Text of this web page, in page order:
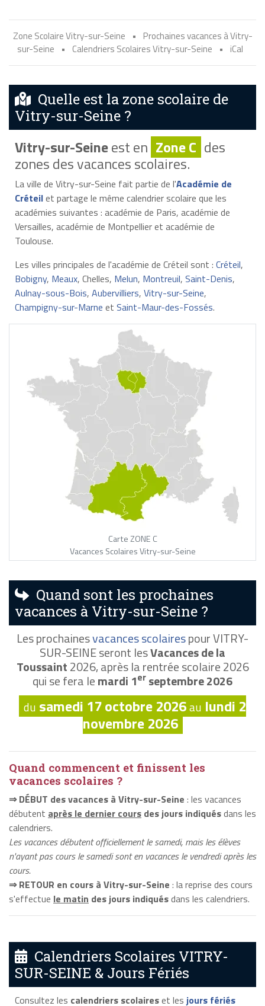
Zone Scolaire Vitry-sur-Seine •
Prochaines vacances à Vitry-
sur-Seine
• Calendriers Scolaires Vitry-sur-Seine • iCal
Quelle est la zone scolaire de
Vitry-sur-Seine ?
Vitry-sur-Seineest en Zone C des
zones des vacances scolaires.
La ville de Vitry-sur-Seine fait partie de l'Académie de
Créteilet partage le même calendrier scolaire que les
académies suivantes : académie de Paris, académie de
Versailles, académie de Montpellier et académie de
Toulouse.
Les villes principales de l'académie de Créteil sont : Créteil,
Bobigny, Meaux, Chelles, Melun, Montreuil, Saint-Denis,
Aulnay-sous-Bois, Aubervilliers, Vitry-sur-Seine,
Champigny-sur-Marne et Saint-Maur-des-Fossés.
Carte ZONE C
Vacances Scolaires Vitry-sur-Seine
Quand sont les prochaines
vacances à Vitry-sur-Seine ?
Les prochainesvacances scolairespour VITRY-
SUR-SEINE seront lesVacances de la
Toussaint2026, après la rentrée scolaire 2026
qui se fera lemardi 1er septembre 2026
du samedi 17 octobre 2026au lundi 2
novembre 2026
Quand commencent et finissent les
vacances scolaires ?
⇒ DÉBUT des vacances à Vitry-sur-Seine : les vacances
débutent après le dernier cours des jours indiquésdans les
calendriers.
Les vacances débutent officiellement le samedi, mais les élèves
n'ayant pas cours le samedi sont en vacances le vendredi après les
cours.
⇒ RETOUR en cours à Vitry-sur-Seine : la reprise des cours
s'effectue le matin des jours indiquésdans les calendriers.
Calendriers Scolaires VITRY-
SUR-SEINE & Jours Fériés
Consultez les calendriers scolaireset les jours fériés